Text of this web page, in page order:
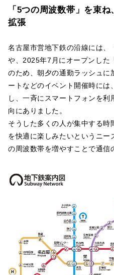
「5つの周波数帯」を束
拡張
名古屋市営地下鉄の沿線には、
や、2025年7月にオープンした
のため、朝夕の通勤ラッシュに
ートなどのイベント開催時には
し、一斉にスマートフォンを
向にありました。
そうした多くの人が集中する
を快適に楽しみたいというニー
の周波数帯を増やすことで通信